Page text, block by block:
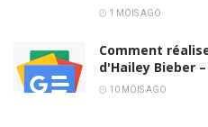
1 MOIS AGO
Comment
d'Hailey Bieber
10 MOIS AGO